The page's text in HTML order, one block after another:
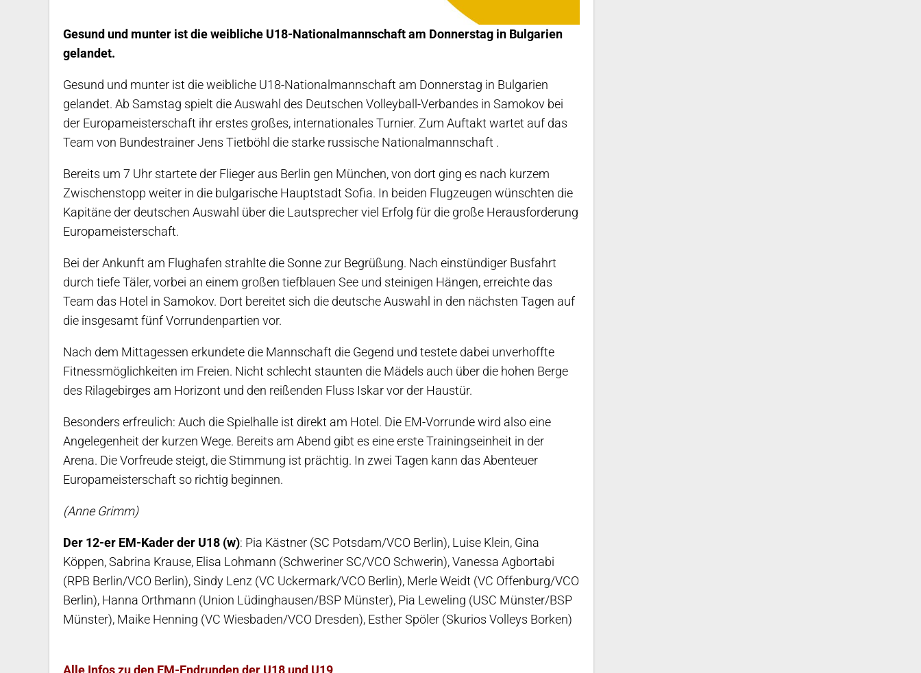
Gesund und munter ist die weibliche U18-Nationalmannschaft am Donnerstag in Bulgarien
gelandet.
Gesund und munter ist die weibliche U18-Nationalmannschaft am Donnerstag in Bulgarien
gelandet. Ab Samstag spielt die Auswahl des Deutschen Volleyball-Verbandes in Samokov bei
der Europameisterschaft ihr erstes großes, internationales Turnier. Zum Auftakt wartet auf das
Team von Bundestrainer Jens Tietböhl die starke russische Nationalmannschaft .
Bereits um 7 Uhr startete der Flieger aus Berlin gen München, von dort ging es nach kurzem
Zwischenstopp weiter in die bulgarische Hauptstadt Sofia. In beiden Flugzeugen wünschten die
Kapitäne der deutschen Auswahl über die Lautsprecher viel Erfolg für die große Herausforderung
Europameisterschaft.
Bei der Ankunft am Flughafen strahlte die Sonne zur Begrüßung. Nach einstündiger Busfahrt
durch tiefe Täler, vorbei an einem großen tiefblauen See und steinigen Hängen, erreichte das
Team das Hotel in Samokov. Dort bereitet sich die deutsche Auswahl in den nächsten Tagen auf
die insgesamt fünf Vorrundenpartien vor.
Nach dem Mittagessen erkundete die Mannschaft die Gegend und testete dabei unverhoffte
Fitnessmöglichkeiten im Freien. Nicht schlecht staunten die Mädels auch über die hohen Berge
des Rilagebirges am Horizont und den reißenden Fluss Iskar vor der Haustür.
Besonders erfreulich: Auch die Spielhalle ist direkt am Hotel. Die EM-Vorrunde wird also eine
Angelegenheit der kurzen Wege. Bereits am Abend gibt es eine erste Trainingseinheit in der
Arena. Die Vorfreude steigt, die Stimmung ist prächtig. In zwei Tagen kann das Abenteuer
Europameisterschaft so richtig beginnen.
(Anne Grimm)
Der 12-er EM-Kader der U18 (w): Pia Kästner (SC Potsdam/VCO Berlin), Luise Klein, Gina
Köppen, Sabrina Krause, Elisa Lohmann (Schweriner SC/VCO Schwerin), Vanessa Agbortabi
(RPB Berlin/VCO Berlin), Sindy Lenz (VC Uckermark/VCO Berlin), Merle Weidt (VC Offenburg/VCO
Berlin), Hanna Orthmann (Union Lüdinghausen/BSP Münster), Pia Leweling (USC Münster/BSP
Münster), Maike Henning (VC Wiesbaden/VCO Dresden), Esther Spöler (Skurios Volleys Borken)
Alle Infos zu den EM-Endrunden der U18 und U19